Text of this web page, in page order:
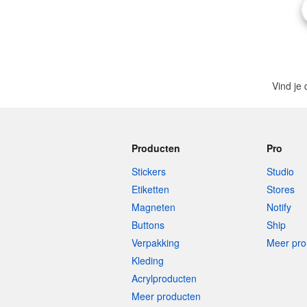
Vind je
Producten
Stickers
Etiketten
Magneten
Buttons
Verpakking
Kleding
Acrylproducten
Meer producten
Pro
Studio
Stores
Notify
Ship
Meer